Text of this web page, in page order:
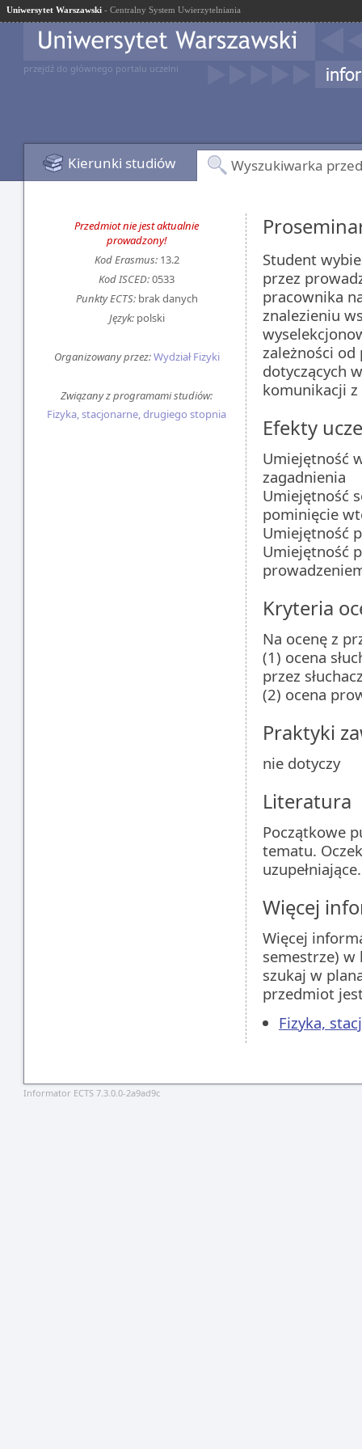
Uniwersytet Warszawski - Centralny System Uwierzytelniania
przejdź do głównego portalu uczelni
Kierunki studiów Wyszukiwarka
Przedmiot nie jest aktualnie
prowadzony!
Kod Erasmus:13.2
Kod ISCED:0533
Punkty ECTS:brak danych
Język:polski
Organizowany przez:Wydział Fizyki
Związany z programami studiów:
Fizyka, stacjonarne, drugiego stopnia
Student
przez
pracownika
znalezieniu
zależności
dotyczących
komunikacji
Efekty
Umiejętność
zagadnienia
Umiejętność
pominięcie
Umiejętność
Umiejętność
Kryteria
Na ocenę z
(1) ocena
przez
(2) ocena
Praktyki
nie dotyczy
Literatura
Początkowe
tematu.
uzupełniające.
Więcej
Więcej
semestrze)
szukaj w
przedmiot
Fizyka,
Informator ECTS 7.3.0.0-2a9ad9c